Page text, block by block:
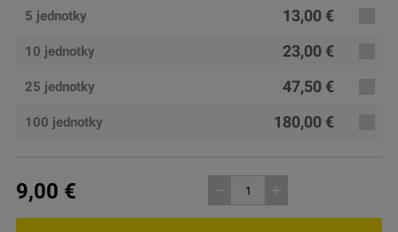
5 jednotky 13,00 €
10 jednotky 23,00 €
25 jednotky 47,50 €
100 jednotky 180,00 €
9,00 € add